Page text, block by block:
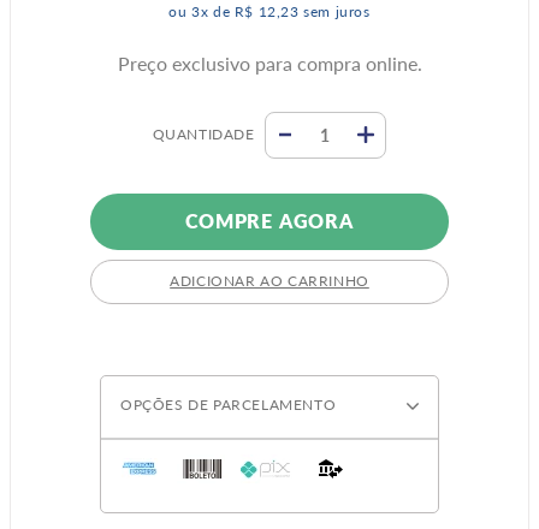
ou3x de R$ 12 23 sem juros
Preço exclusivo para compra online.
QUANTIDADE
COMPRE AGORA
ADICIONAR AO CARRINHO
OPÇÕES DE PARCELAMENTO